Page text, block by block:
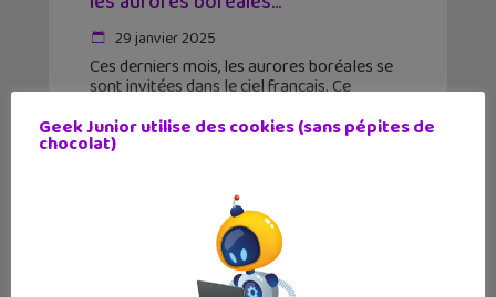
29 janvier 2025
Ces derniers mois, les aurores boréales se
sont invitées dans le ciel français. Ce
surtout au Nord de l’Europe, a une
explication scientifique !
Geek Junior utilise des cookies (sans pépites de
chocolat)